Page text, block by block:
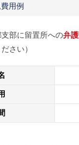
用例
部に留置所への弁
さい）